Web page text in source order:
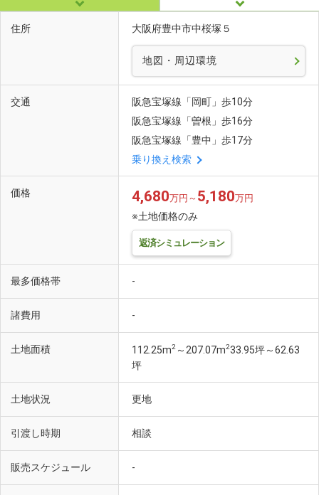
住所 大阪府豊中市中桜塚５
地図・周辺環境
交通
阪急宝塚線「岡町」歩10分
阪急宝塚線「曽根」歩16分
阪急宝塚線「豊中」歩17分
乗り換え検索
価格 4,680万円～ 5,180万円
※土地価格のみ
返済シミュレーション
最多価格帯 -
諸費用 -
土地面積 112.25m2 ～207.07m233.95坪～62.63
坪
土地状況 更地
引渡し時期 相談
販売スケジュール -